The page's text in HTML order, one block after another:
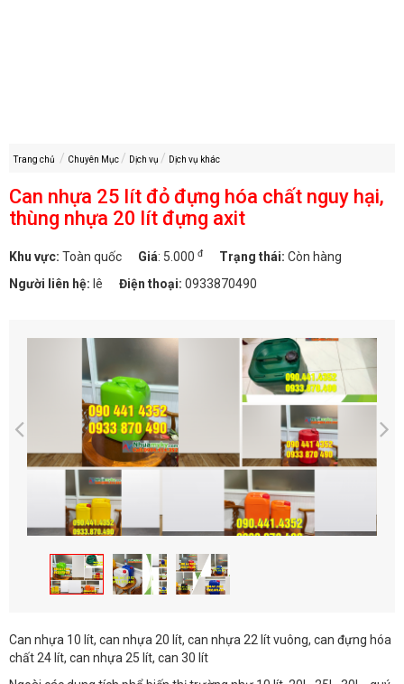
Trang chủ Chuyên Mục Dịch vụ Dịch vụ khác
Can nhựa 25 lít đỏ đựng hóa chất nguy hại,
thùng nhựa 20 lít đựng axit
Khu vực: Toàn quốc Giá: 5.000 đ Trạng thái: Còn hàng
Người liên hệ: lê Điện thoại: 0933870490
Can nhựa 10 lít, can nhựa 20 lít, can nhựa 22 lít vuông, can đựng hóa
chất 24 lít, can nhựa 25 lít, can 30 lít